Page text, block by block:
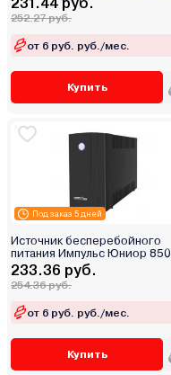
252.27 руб.
от 6 руб. руб./мес.
Купить
Под заказ 5 дней
Источник бесперебойного
питания Импульс Юниор 850
233.36 руб.
254.36 руб.
от 6 руб. руб./мес.
Купить